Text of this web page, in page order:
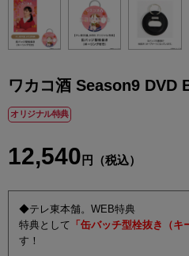
ワカコ酒 Season9 DVD
オリジナル特典
12,540 円（税込）
◆テレ東本舗。WEB特典
特典として 「缶バッチ型栓抜き（キ
す！